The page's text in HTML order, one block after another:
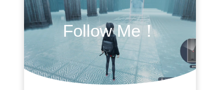
Follow Me！